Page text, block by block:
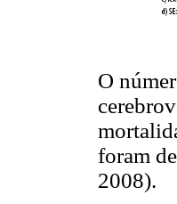
O
foram
2008).